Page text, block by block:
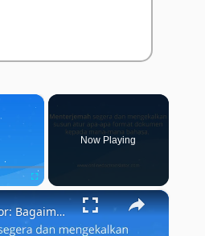
×
Fullscreen
Now Playing
×
Doc Translator: Bagaimana saya menggunakan penterjemah dokumen?